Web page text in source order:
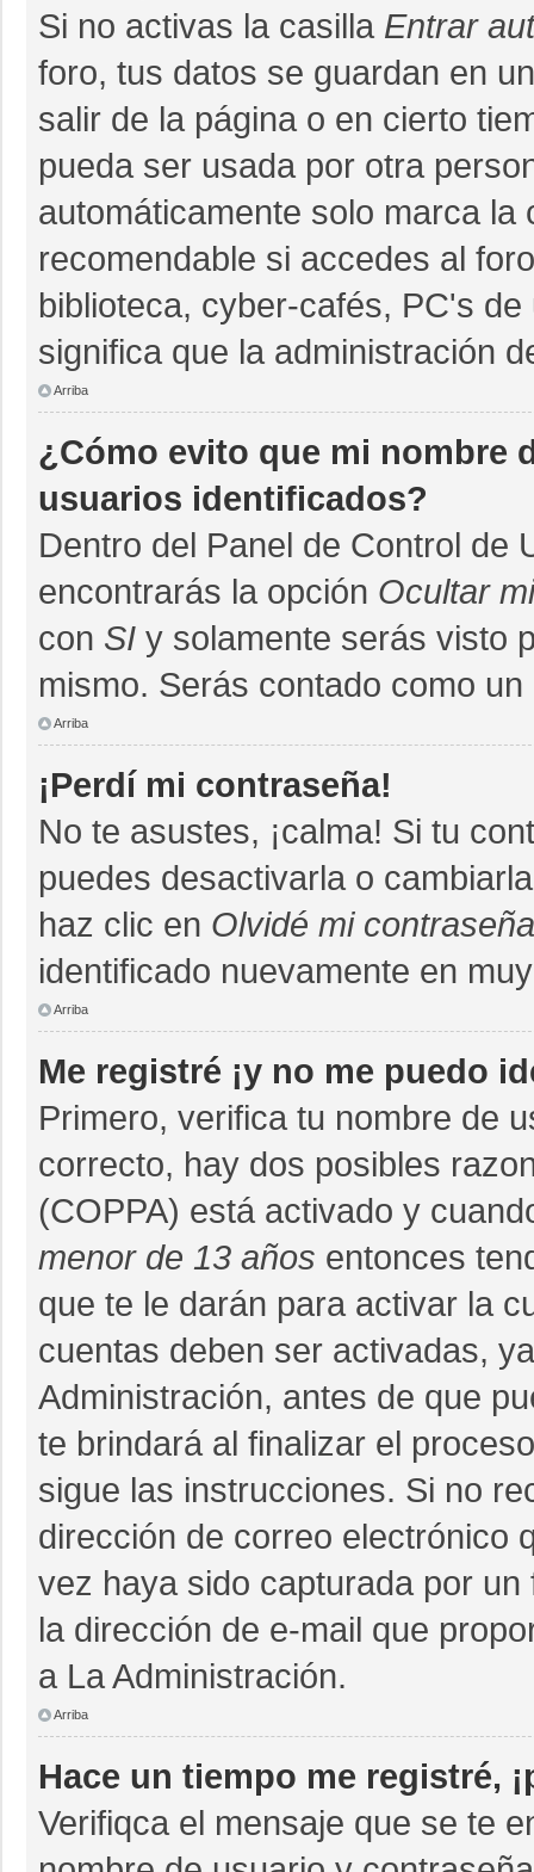
Si no activas la casilla Entrar
foro, tus datos se guardan en
salir de la página o en cierto
pueda ser usada por otra
automáticamente solo marca la
recomendable si accedes al
biblioteca, cyber-cafés, PC's
significa que la administración
Arriba
¿Cómo evito que mi nombre
usuarios identificados?
Dentro del Panel de Control de
encontrarás la opción Ocultar
con SI y solamente serás visto
mismo. Serás contado como
Arriba
¡Perdí mi contraseña!
No te asustes, ¡calma! Si tu
puedes desactivarla o
haz clic en Olvidé mi contraseña
identificado nuevamente en
Arriba
Me registré ¡y no me puedo
Primero, verifica tu nombre de
correcto, hay dos posibles
(COPPA) está activado y
menor de 13 años entonces
que te le darán para activar la
cuentas deben ser activadas,
Administración, antes de que
te brindará al finalizar el
sigue las instrucciones. Si no
dirección de correo electrónico
vez haya sido capturada por
la dirección de e-mail que
a La Administración.
Arriba
Hace un tiempo me registré,
Verifiqca el mensaje que se te